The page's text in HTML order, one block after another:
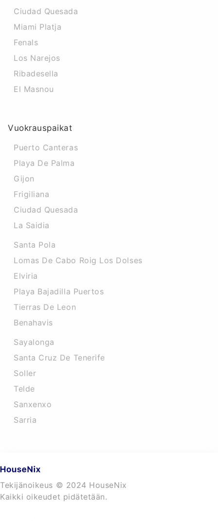
Ciudad Quesada
Miami Platja
Fenals
Los Narejos
Ribadesella
El Masnou
Vuokrauspaikat
Puerto Canteras
Playa De Palma
Gijon
Frigiliana
Ciudad Quesada
La Saidia
Santa Pola
Lomas De Cabo Roig Los Dolses
Elviria
Playa Bajadilla Puertos
Tierras De Leon
Benahavis
Sayalonga
Santa Cruz De Tenerife
Soller
Telde
Sanxenxo
Sarria
Tekijänoikeus © 2024 HouseNix
Kaikki oikeudet pidätetään.